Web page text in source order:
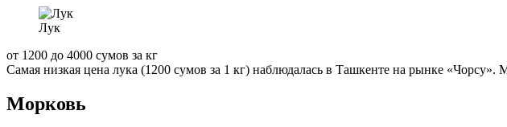
Лук
от 1200 до 4000 сумов за кг
Самая низкая цена лука (1200 сумов за 1 кг) наблюдалась в Ташкенте на рынке
Морковь